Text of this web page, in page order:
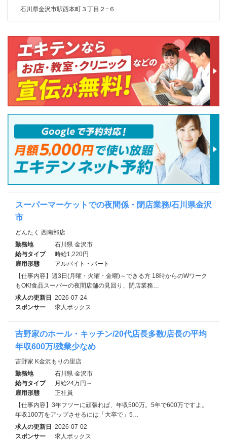
石川県金沢市駅西本町３丁目２−６
スーパーマーケットでの夜間係・閉店業務/石川県金沢
市
どんたく 西南部店
勤務地
石川県 金沢市
給与タイプ
時給1,220円
雇用形態
アルバイト・パート
【仕事内容】週3日(月曜・火曜・金曜)～できる方 18時からのWワーク
もOK!食品スーパーの夜間店舗の見回り、閉店業務…
求人の更新日 2026-07-24
スポンサー
求人ボックス
吉野家のホール・キッチン/20代店長多数/店長の平均
年収600万/残業少なめ
吉野家 K金沢もりの里店
勤務地
石川県 金沢市
給与タイプ
月給24万円～
雇用形態
正社員
【仕事内容】3年フツーに頑張れば、年収500万。5年で600万ですよ。
年収100万をアップさせるには「大卒で」5…
求人の更新日 2026-07-02
スポンサー
求人ボックス